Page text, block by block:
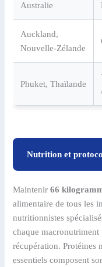
Australie
Auckland,
Nouvelle-Zélande
Phuket, Thaïlande
Nutrition et
Maintenir66
alimentaire de tous les
nutritionnistes
chaque
récupération. Protéines
essentiels composent